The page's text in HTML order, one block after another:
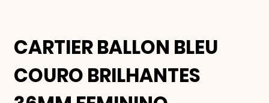
CARTIER BALLON BLEU
COURO BRILHANTES